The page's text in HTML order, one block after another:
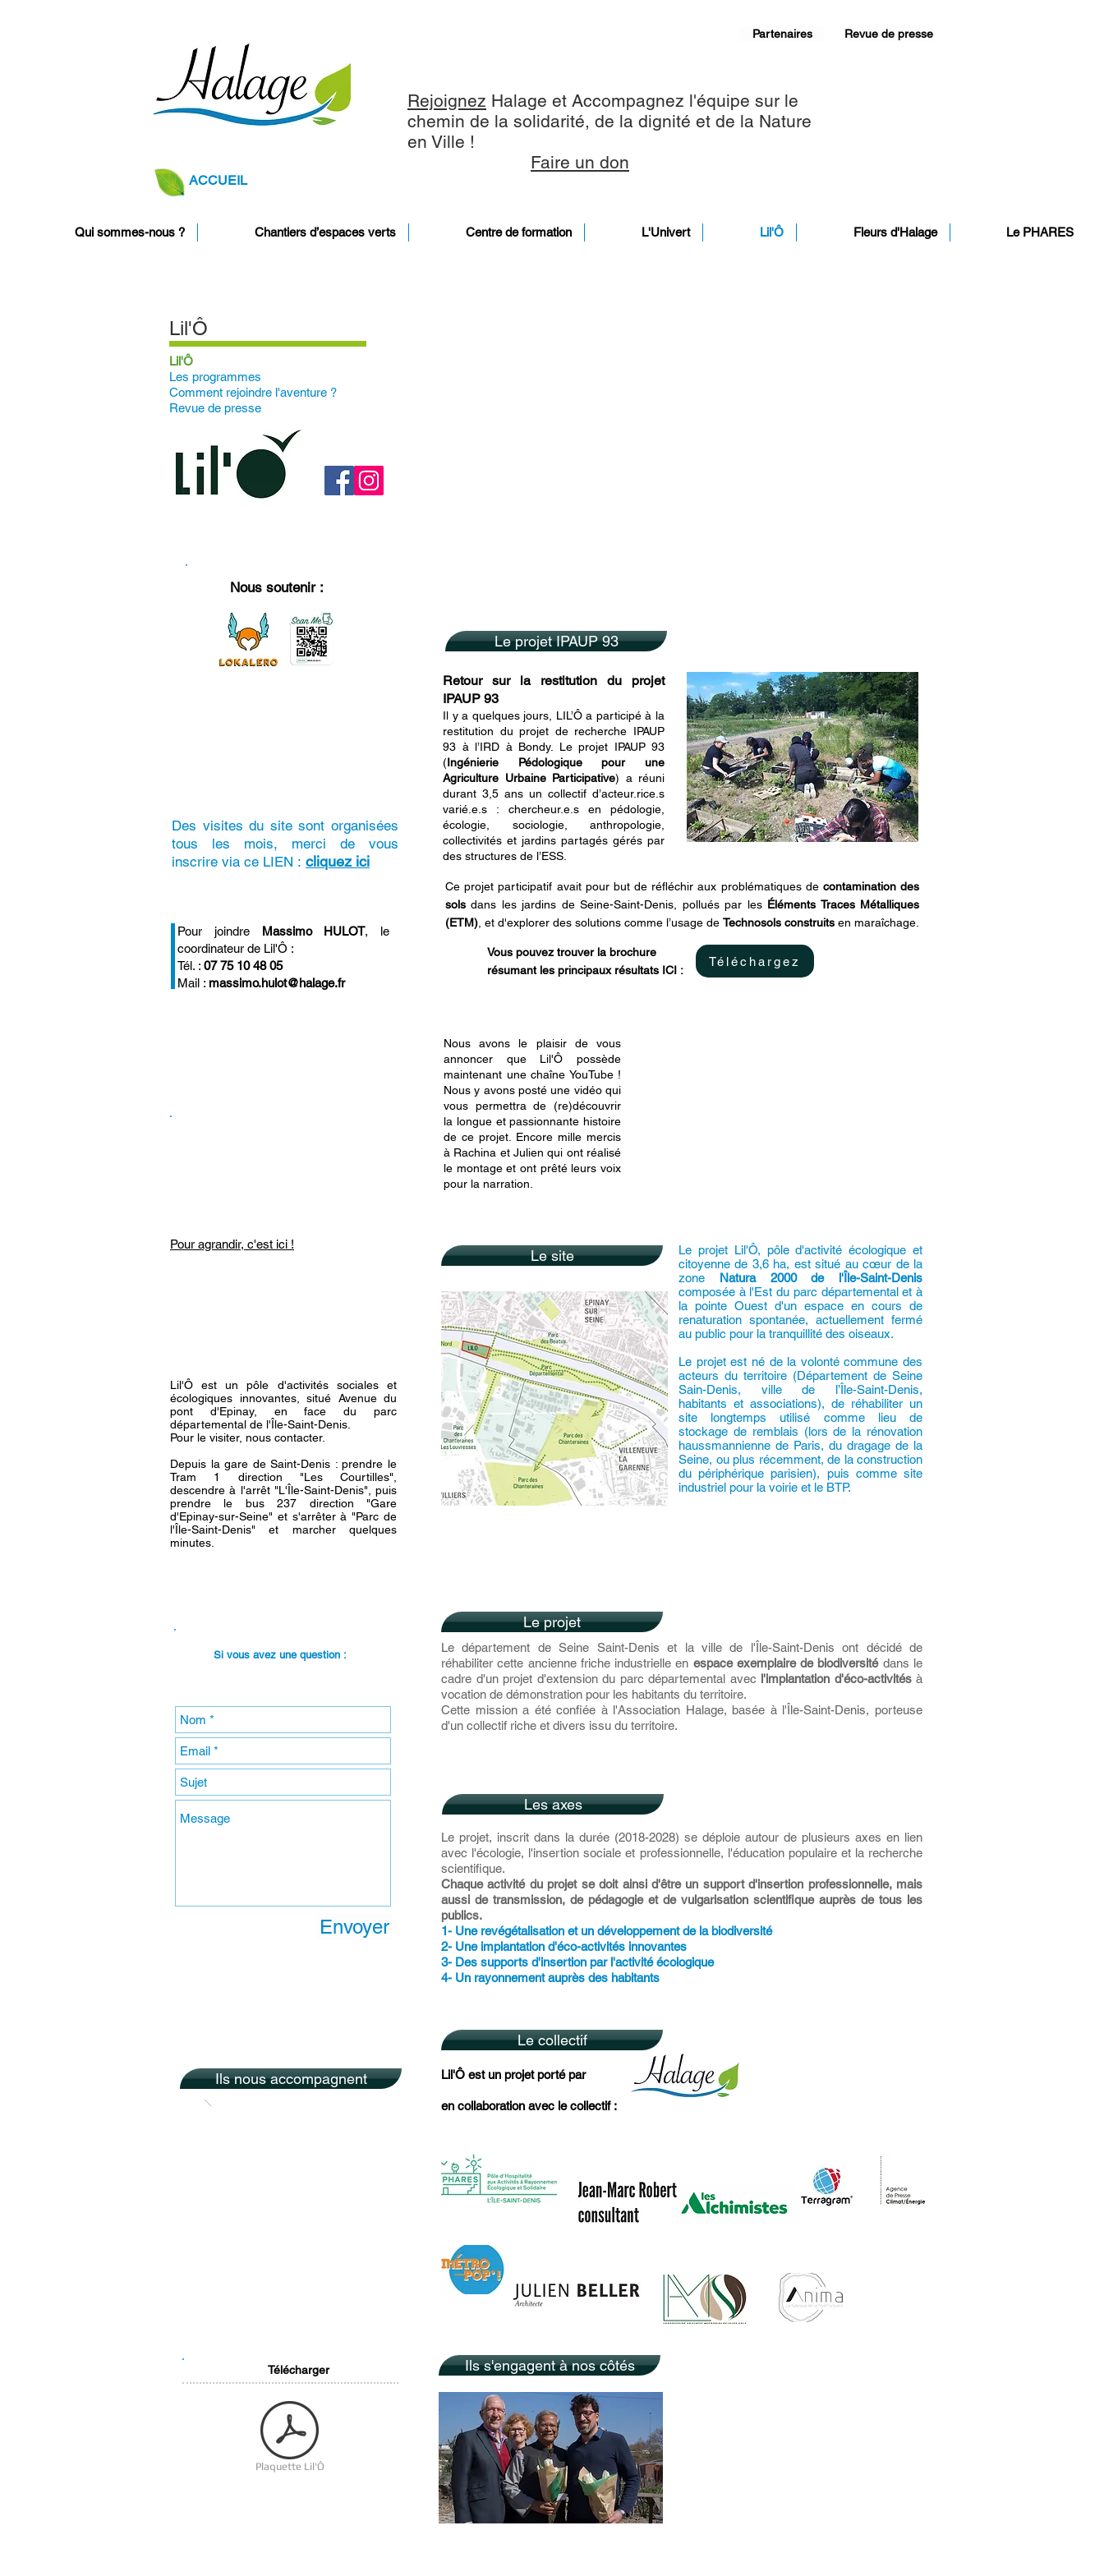
ACCUEIL
Partenaires Revue de presse
Rejoignez Halage et Accompagnez l'équipe sur le
chemin de la solidarité, de la dignité et de la Nature
en Ville !
Faire un don
Lil'Ô
Lil'Ô
Les programmes
Comment rejoindre l'aventure ?
Revue de presse
Nous soutenir :
Des visites du site sont organisées
tous les mois, merci de vous
inscrire via ce LIEN : cliquez ici
Le projet IPAUP 93
Retour sur la restitution du projet
IPAUP 93
Il y a quelques jours, LIL’Ô a participé à la
restitution du projet de recherche IPAUP
93 à l’IRD à Bondy. Le projet IPAUP 93
(Ingénierie Pédologique pour une
Agriculture Urbaine Participative) a réuni
durant 3,5 ans un collectif d’acteur.rice.s
varié.e.s : chercheur.e.s en pédologie,
écologie, sociologie, anthropologie,
collectivités et jardins partagés gérés par
des structures de l’ESS.
Pour joindre Massimo HULOT, le
coordinateur de Lil'Ô :
Tél. : 07 75 10 48 05
Mail : massimo.hulot@halage.fr
Ce projet participatif avait pour but de réfléchir aux problématiques de contamination des
sols dans les jardins de Seine-Saint-Denis, pollués par les Éléments Traces Métalliques
(ETM) , et d'explorer des solutions comme l’usage de Technosols construits en maraîchage.
Vous pouvez trouver la brochure
résumant les principaux résultats ICI :
Téléchargez
Pour agrandir, c'est ici !
Lil'Ô est un pôle d'activités sociales et
écologiques innovantes, situé Avenue du
pont d'Epinay, en face du parc
départemental de l'Île-Saint-Denis.
Pour le visiter, nous contacter.
Depuis la gare de Saint-Denis : prendre le
Tram 1 direction "Les Courtilles",
descendre à l'arrêt "L'Île-Saint-Denis", puis
prendre le bus 237 direction "Gare
d'Epinay-sur-Seine" et s'arrêter à "Parc de
l'Île-Saint-Denis" et marcher quelques
minutes.
Nous avons le plaisir de vous
annoncer que Lil'Ô possède
maintenant une chaîne YouTube !
Nous y avons posté une vidéo qui
vous permettra de (re)découvrir
la longue et passionnante histoire
de ce projet. Encore mille mercis
à Rachina et Julien qui ont réalisé
le montage et ont prêté leurs voix
pour la narration.
Le site
Le projet Lil'Ô, pôle d'activité écologique et
citoyenne de 3,6 ha, est situé au cœur de la
zone Natura 2000 de l'Île-Saint-Denis
composée à l'Est du parc départemental et à
la pointe Ouest d'un espace en cours de
renaturation spontanée, actuellement fermé
au public pour la tranquillité des oiseaux.
Le projet est né de la volonté commune des
acteurs du territoire (Département de Seine
Sain-Denis, ville de l’Île-Saint-Denis,
habitants et associations), de réhabiliter un
site longtemps utilisé comme lieu de
stockage de remblais (lors de la rénovation
haussmannienne de Paris, du dragage de la
Seine, ou plus récemment, de la construction
du périphérique parisien), puis comme site
industriel pour la voirie et le BTP.
Si vous avez une question :
Envoyer
Le département de Seine Saint-Denis et la ville de l'Île-Saint-Denis ont décidé de
réhabiliter cette ancienne friche industrielle en espace exemplaire de biodiversitédans le
cadre d'un projet d'extension du parc départemental avec l'implantation d'éco-activitésà
vocation de démonstration pour les habitants du territoire.
Cette mission a été confiée à l'Association Halage, basée à l'Île-Saint-Denis, porteuse
d'un collectif riche et divers issu du territoire.
Le projet
Le projet, inscrit dans la durée (2018-2028) se déploie autour de plusieurs axes en lien
avec l'écologie, l'insertion sociale et professionnelle, l'éducation populaire et la recherche
scientifique.
Chaque activité du projet se doit ainsi d'être un support d'insertion professionnelle, mais
aussi de transmission, de pédagogie et de vulgarisation scientifique auprès de tous les
publics.
1- Une revégétalisation et un développement de la biodiversité
2- Une implantation d'éco-activités innovantes
3- Des supports d'insertion par l'activité écologique
4- Un rayonnement auprès des habitants
Les axes
Lil'Ô est un projet porté par
en collaboration avec le collectif :
Le collectif
Ils nous accompagnent
Télécharger
Plaquette Lil'Ô
Ils s'engagent à nos côtés
Qui sommes-nous ? Chantiers d’espaces verts Centre de formation L'Univert Lil'Ô Fleurs d'Halage Le PHARES